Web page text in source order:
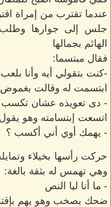
عندما تقترب من إمراة
جلس إلى جوارها وطلب
الهائم بجمالها
فقال مبتسما:
-كنت بتقولي أيه وأنا
ابتسمت له وقالت
- دى تعويذه عشان تكسب
اتسعت إبتسامته وهو
- يهمك أوي أني أكسب ؟
حركت رأسها بخيلاء
وهي تهمس له بثقة بالغة:
- ما أنا ليا النص
ضحك بصخب وهو يهم